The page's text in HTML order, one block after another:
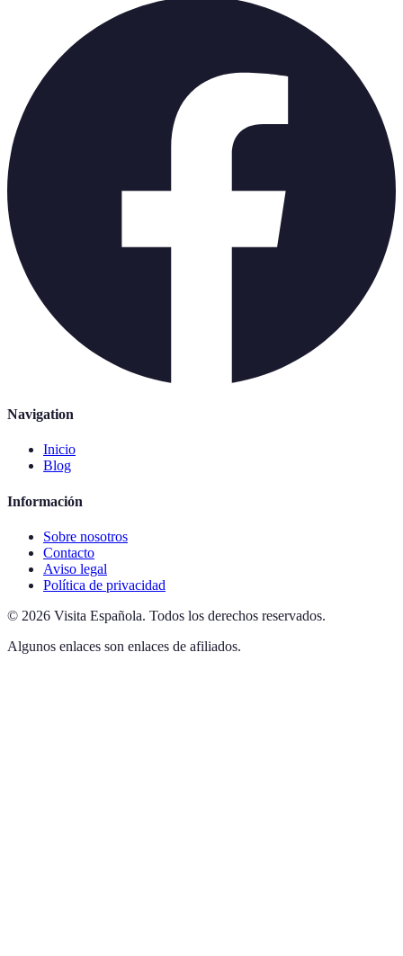
Navigation
Inicio
Blog
Información
Sobre nosotros
Contacto
Aviso legal
Política de privacidad
© 2026 Visita Española. Todos los derechos reservados.
Algunos enlaces son enlaces de afiliados.